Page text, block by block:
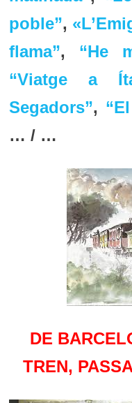
poble”,
flama”, “He
“Viatge a
Segadors”,
… / …
DE
TREN,